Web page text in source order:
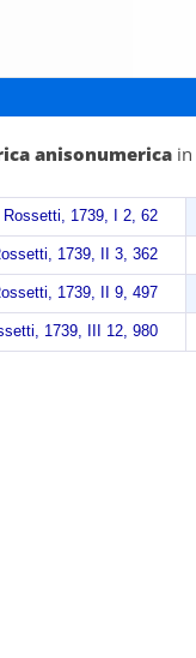
anisonumerica in
1739, I 2, 62
1739, II 3, 362
1739, II 9, 497
1739, III 12, 980